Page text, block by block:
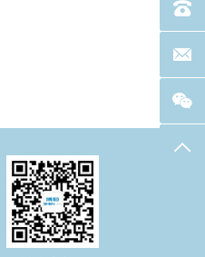
电话
联系
返回